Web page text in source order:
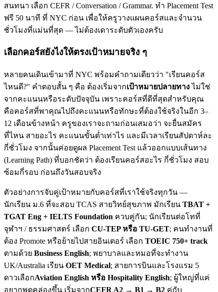
สนทนา เลือก CEFR / Conversation / Grammar. ทำ Placement Test
ฟรี 50 นาที ที่ NYC ก่อน เพื่อให้ครูวางแผนคอร์สและจำนวน
ชั่วโมงที่แม่นที่สุด — ไม่ต้องเดาระดับตัวเองครับ
เลือกคอร์สยังไงให้ตรงเป้าหมายจริง ๆ
หลายคนเดินเข้ามาที่ NYC พร้อมคำถามเดียวว่า "เรียนคอร์ส
ไหนดี?" คำตอบสั้น ๆ คือ ต้องเริ่มจากเป้าหมายปลายทางไม่ใช่
จากคะแนนหรือระดับปัจจุบัน เพราะคอร์สที่ดีที่สุดสำหรับคุณ
คือคอร์สที่พาคุณไปถึงคะแนนหรือทักษะที่ต้องใช้จริงในอีก 3–
12 เดือนข้างหน้า ครูของเราจะถามก่อนเสมอว่า จะยื่นสมัคร
ที่ไหน สายอะไร คะแนนขั้นต่ำเท่าไร และมีเวลาเรียนสัปดาห์ละ
กี่ชั่วโมง จากนั้นค่อยดูผล Placement Test แล้วออกแบบเส้นทาง
(Learning Path) ที่บอกชัดว่า ต้องเรียนคอร์สอะไร กี่ชั่วโมง สอบ
ซ้อมกี่รอบ ก่อนถึงวันสอบจริง
ตัวอย่างการจับคู่เป้าหมายกับคอร์สที่เราใช้จริงทุกวัน —
นักเรียน ม.6 ที่จะสอบ TCAS สายวิทย์สุขภาพ มักเรียน TBAT +
TGAT Eng + IELTS Foundation ควบคู่กัน; นักเรียนต่อโทที่
จุฬาฯ / ธรรมศาสตร์ เลือก CU-TEP หรือ TU-GET; คนทำงานที่
ต้อง Promote หรือย้ายไปสายอินเตอร์ เลือก TOEIC 750+ track
ตามด้วย Business English; พยาบาลและหมอที่จะทำงาน
UK/Australia เรียน OET Medical; สายการบินและโรงแรม 5
ดาวเลือกAviation English หรือ Hospitality English; ผู้ใหญ่ที่แค่
อยากพูดคล่องขึ้น เริ่มจากCEFR A2 → B1 → B2 คู่กับ